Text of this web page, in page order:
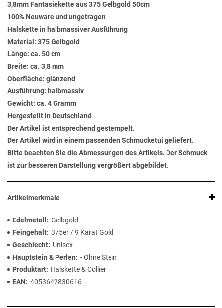
3,8mm Fantasiekette aus 375 Gelbgold 50cm
100% Neuware und ungetragen
Halskette in halbmassiver Ausführung
Material: 375 Gelbgold
Länge: ca. 50 cm
Breite: ca. 3,8 mm
Oberfläche: glänzend
Ausführung: halbmassiv
Gewicht: ca. 4 Gramm
Hergestellt in Deutschland
Der Artikel ist entsprechend gestempelt.
Der Artikel wird in einem passenden Schmucketui geliefert.
Bitte beachten Sie die Abmessungen des Artikels. Der Schmuck
ist zur besseren Darstellung vergrößert abgebildet.
Artikelmerkmale
Edelmetall
Gelbgold
Feingehalt 375er / 9 Karat Gold
Geschlecht
Unisex
Hauptstein & Perlen
- Ohne Stein
Produktart
Halskette & Collier
EAN
4053642830616